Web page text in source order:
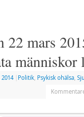
22 mars
människor
Politik, Psykisk ohälsa,